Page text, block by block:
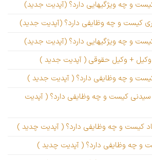
و چه ویژگیهایی دارد؟ (آپدیت جدید)
کیست و چه وظایفی دارد؟ (آپدیت جدید)
و چه ویژگیهایی دارد؟ (آپدیت جدید)
+ وکیل حقوقی ( آپدیت جدید )
و چه وظایفی دارد؟ ( آپدیت جدید )
کیست و چه وظایفی دارد؟ ( آپدیت
کیست و چه وظایفی دارد؟ ( آپدیت چدید )
و چه وظایفی دارد؟ ( آپدیت چدید )